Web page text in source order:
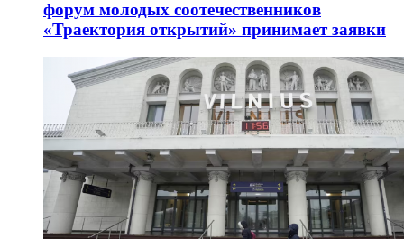
форум молодых соотечественников
«Траектория открытий» принимает заявки